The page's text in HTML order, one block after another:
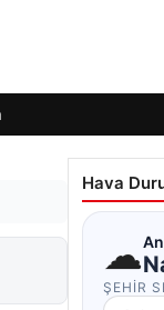
Hava
☁
ŞEHIR